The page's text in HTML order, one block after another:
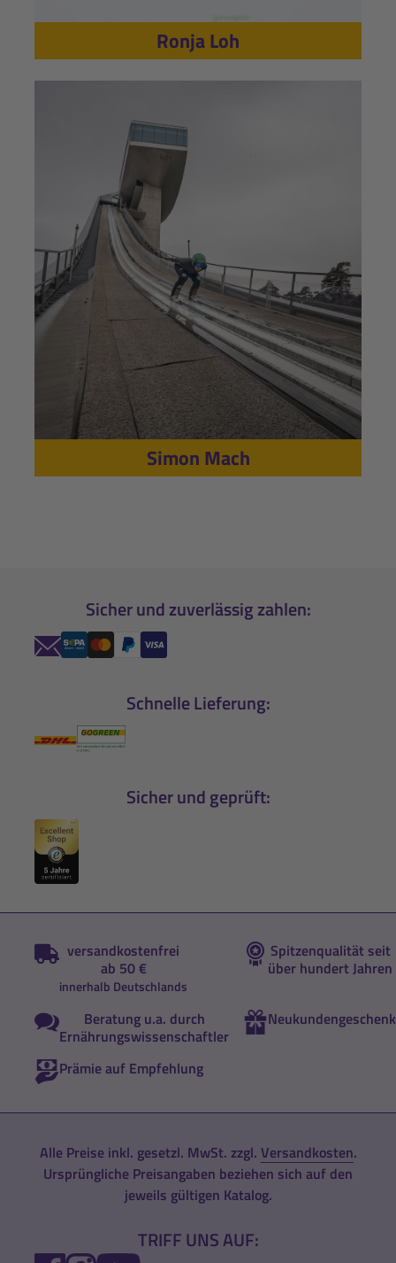
Ronja Loh
Simon Mach
Sicher und zuverlässig zahlen:
Schnelle Lieferung:
Sicher und geprüft:
versandkostenfrei
ab 50 €
innerhalb Deutschlands
Spitzenqualität seit
über hundert Jahren
Beratung u.a. durch
Ernährungswissenschaftler
Neukundengeschenk
Prämie auf Empfehlung
Alle Preise inkl. gesetzl. MwSt. zzgl. Versandkosten.
Ursprüngliche Preisangaben beziehen sich auf den
jeweils gültigen Katalog.
TRIFF UNS AUF: